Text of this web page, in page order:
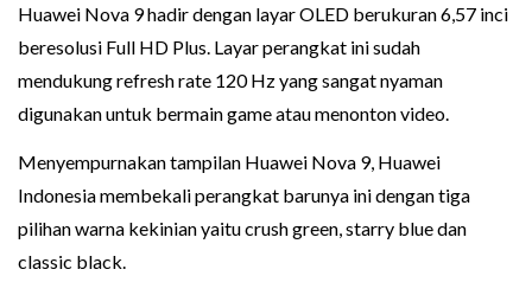
Huawei Nova 9 hadir dengan layar OLED berukuran 6,57 inci
beresolusi Full HD Plus. Layar perangkat ini sudah
mendukung refresh rate 120 Hz yang sangat nyaman
digunakan untuk bermain game atau menonton video.
Menyempurnakan tampilan Huawei Nova 9, Huawei
Indonesia membekali perangkat barunya ini dengan tiga
pilihan warna kekinian yaitu crush green, starry blue dan
classic black.